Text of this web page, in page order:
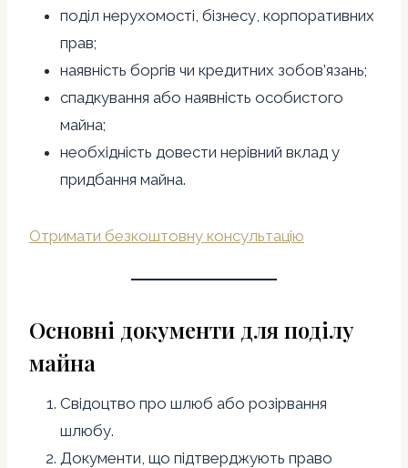
поділ нерухомості, бізнесу, корпоративних
прав;
наявність боргів чи кредитних зобов’язань;
спадкування або наявність особистого
майна;
необхідність довести нерівний вклад у
придбання майна.
Отримати безкоштовну консультацію
Основні документи для поділу
майна
Свідоцтво про шлюб або розірвання
шлюбу.
Документи, що підтверджують право